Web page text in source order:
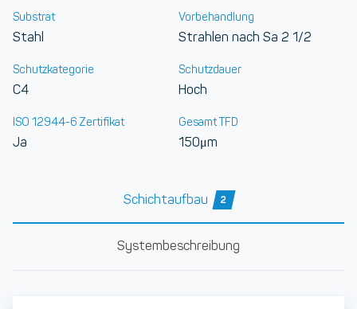
Substrat
Stahl
Vorbehandlung
Strahlen nach Sa 2 1/2
Schutzkategorie
C4
Schutzdauer
Hoch
ISO 12944-6 Zertifikat
Ja
Gesamt TFD
150μm
Schichtaufbau 2
Systembeschreibung